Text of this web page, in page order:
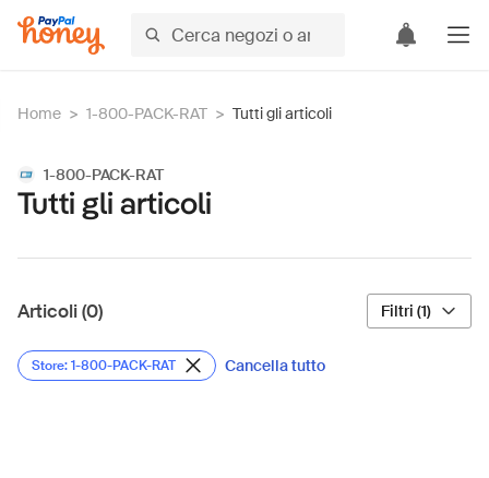
Home > 1-800-PACK-RAT > Tutti gli articoli
1-800-PACK-RAT
Tutti gli articoli
Articoli (0) Filtri (1)
Store: 1-800-PACK-RAT Cancella tutto